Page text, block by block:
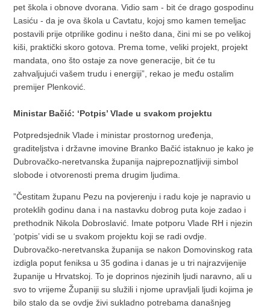
pet škola i obnove dvorana. Vidio sam - bit će drago gospodinu
Lasiću - da je ova škola u Cavtatu, kojoj smo kamen temeljac
postavili prije otprilike godinu i nešto dana, čini mi se po velikoj
kiši, praktički skoro gotova. Prema tome, veliki projekt, projekt
mandata, ono što ostaje za nove generacije, bit će tu
zahvaljujući vašem trudu i energiji”, rekao je među ostalim
premijer Plenković.
Ministar Bačić: ‘Potpis’ Vlade u svakom projektu
Potpredsjednik Vlade i ministar prostornog uređenja,
graditeljstva i državne imovine Branko Bačić istaknuo je kako je
Dubrovačko-neretvanska županija najprepoznatljiviji simbol
slobode i otvorenosti prema drugim ljudima.
”Čestitam županu Pezu na povjerenju i radu koje je napravio u
proteklih godinu dana i na nastavku dobrog puta koje zadao i
prethodnik Nikola Dobroslavić. Imate potporu Vlade RH i njezin
‘potpis’ vidi se u svakom projektu koji se radi ovdje.
Dubrovačko-neretvanska županija se nakon Domovinskog rata
izdigla poput feniksa u 35 godina i danas je u tri najrazvijenije
županije u Hrvatskoj. To je doprinos njezinih ljudi naravno, ali u
svo to vrijeme Županiji su služili i njome upravljali ljudi kojima je
bilo stalo da se ovdje živi sukladno potrebama današnjeg